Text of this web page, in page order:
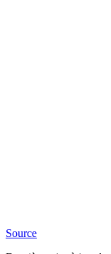
Source